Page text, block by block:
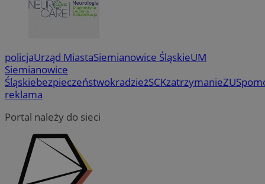
policjaUrząd MiastaSiemianowice ŚląskieUM
Siemianowice
ŚląskiebezpieczeństwokradzieżSCKzatrzymanieZUS
reklama
Portal należy do sieci